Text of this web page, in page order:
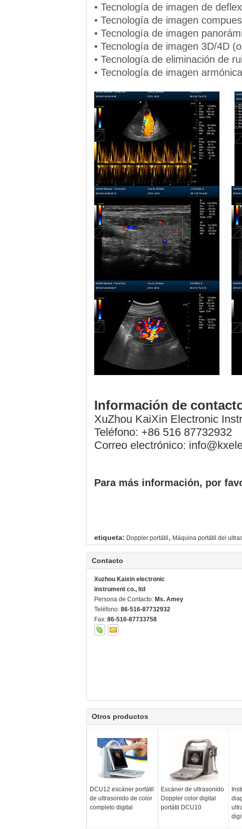
• Tecnología de imagen de
• Tecnología de imagen
• Tecnología de imagen
• Tecnología de imagen 3D/4D
• Tecnología de eliminación de
• Tecnología de imagen
Información de
XuZhou KaiXin Electronic
Teléfono: +86 516 87732932
Correo electrónico:
Para más información, por
etiqueta: Doppler portátil , Máquina portátil del
Contacto
Xuzhou Kaixin electronic
instrument co., ltd
Persona de Contacto: Ms. Amey
Teléfono: 86-516-87732932
Fax: 86-516-87733758
Otros productos
DCU12 escáner portátil
de ultrasonido de color
completo digital
Escáner de ultrasonido
Doppler color digital
portátil DCU10